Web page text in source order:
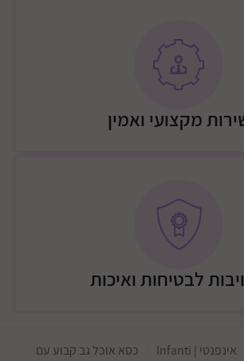
מקצועי ואמין
לבטיחות ואיכות
אינפנטי | Infanti
כסא אוכל גב קבוע עם